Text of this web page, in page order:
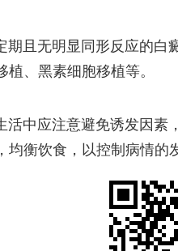
期且无明显同形反应的白
、黑素细胞移植等。
活中应注意避免诱发因
均衡饮食，以控制病情的